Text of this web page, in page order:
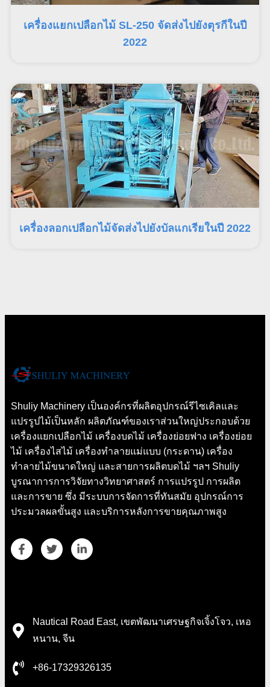
เครื่องแยกเปลือกไม้ SL-250 จัดส่งไปยังตุรกีในปี
2022
เครื่องลอกเปลือกไม้จัดส่งไปยังบัลแกเรียในปี 2022
Shuliy Machinery เป็นองค์กรที่ผลิตอุปกรณ์รีไซเคิลและ
แปรรูปไม้เป็นหลัก ผลิตภัณฑ์ของเราส่วนใหญ่ประกอบด้วย
เครื่องแยกเปลือกไม้ เครื่องบดไม้ เครื่องย่อยฟาง เครื่องย่อย
ไม้ เครื่องไสไม้ เครื่องทำลายแม่แบบ (กระดาน) เครื่อง
ทำลายไม้ขนาดใหญ่ และสายการผลิตบดไม้ ฯลฯ Shuliy
บูรณาการการวิจัยทางวิทยาศาสตร์ การแปรรูป การผลิต
และการขาย ซึ่ง มีระบบการจัดการที่ทันสมัย ​​อุปกรณ์การ
ประมวลผลขั้นสูง และบริการหลังการขายคุณภาพสูง
Nautical Road East, เขตพัฒนาเศรษฐกิจเจิ้งโจว, เหอ
หนาน, จีน
+86-17329326135
Email